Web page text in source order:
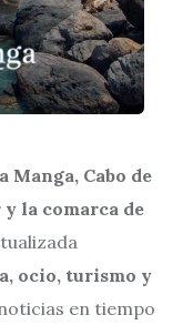
Cabo de
y la comarca de
ocio, turismo y
en tiempo